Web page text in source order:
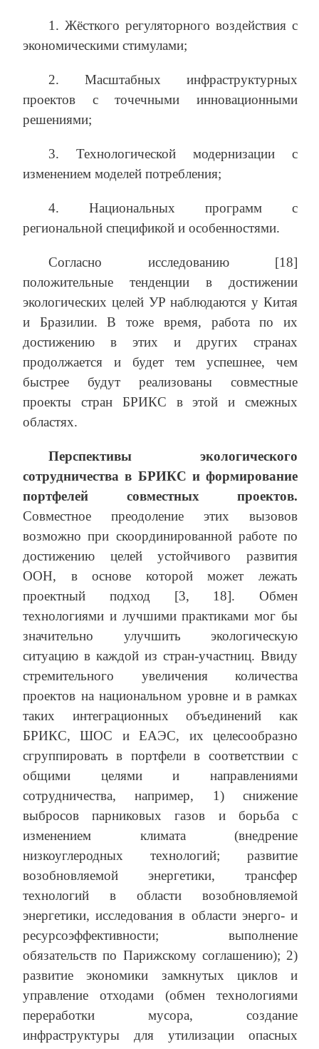
1. Жёсткого регуляторного воздействия с
экономическими стимулами;
2. Масштабных инфраструктурных
проектов с точечными инновационными
решениями;
3. Технологической модернизации с
изменением моделей потребления;
4. Национальных программ с
региональной спецификой и особенностями.
Согласно исследованию [18]
положительные тенденции в достижении
экологических целей УР наблюдаются у Китая
и Бразилии. В тоже время, работа по их
достижению в этих и других странах
продолжается и будет тем успешнее, чем
быстрее будут реализованы совместные
проекты стран БРИКС в этой и смежных
областях.
Перспективы экологического
сотрудничества в БРИКС и формирование
портфелей совместных проектов.
Совместное преодоление этих вызовов
возможно при скоординированной работе по
достижению целей устойчивого развития
ООН, в основе которой может лежать
проектный подход [3, 18]. Обмен
технологиями и лучшими практиками мог бы
значительно улучшить экологическую
ситуацию в каждой из стран-участниц. Ввиду
стремительного увеличения количества
проектов на национальном уровне и в рамках
таких интеграционных объединений как
БРИКС, ШОС и ЕАЭС, их целесообразно
cгруппировать в портфели в соответствии с
общими целями и направлениями
сотрудничества, например, 1) снижение
выбросов парниковых газов и борьба с
изменением климата (внедрение
низкоуглеродных технологий; развитие
возобновляемой энергетики, трансфер
технологий в области возобновляемой
энергетики, исследования в области энерго- и
ресурсоэффективности; выполнение
обязательств по Парижскому соглашению); 2)
развитие экономики замкнутых циклов и
управление отходами (обмен технологиями
переработки мусора, создание
инфраструктуры для утилизации опасных